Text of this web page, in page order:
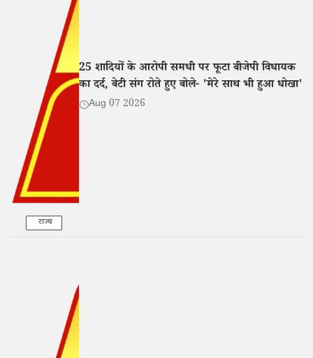
राज्य
25 शादियों के आरोपी समधी पर फूटा बीजेपी विधायक
का दर्द, बेटी संग रोते हुए बोले- 'मेरे साथ भी हुआ धोखा'
Aug 07 2026